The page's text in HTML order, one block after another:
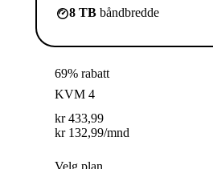
8 TB båndbredde
69% rabatt
KVM 4
kr 433,99
kr 132,99/mnd